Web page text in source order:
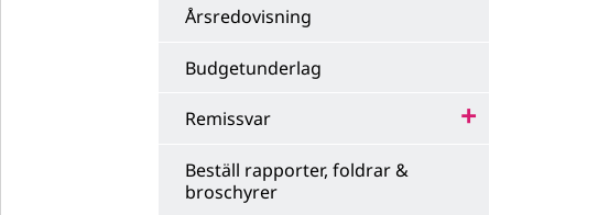
Årsredovisning
Budgetunderlag
Remissvar
Beställ rapporter, foldrar &
broschyrer